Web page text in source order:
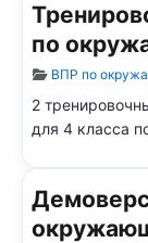
по
Информация о
ВПР по
2
для 4 класса